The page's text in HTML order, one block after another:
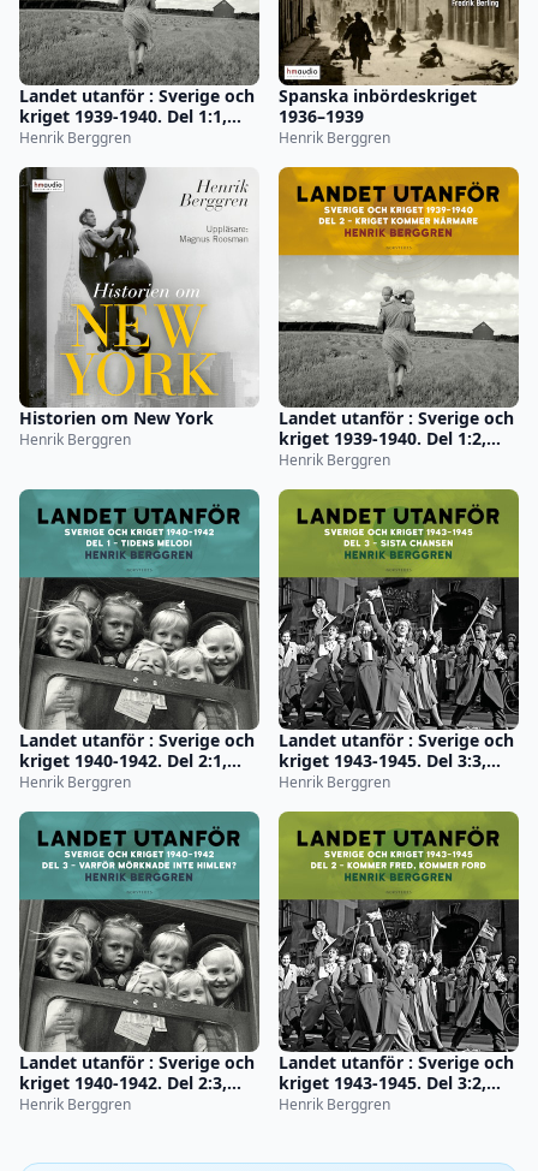
Landet utanför : Sverige och
kriget 1939-1940. Del 1:1,
Det blomstrande landet
Henrik Berggren
Spanska inbördeskriget
1936–1939
Henrik Berggren
Historien om New York
Henrik Berggren
Landet utanför : Sverige och
kriget 1939-1940. Del 1:2,
Kriget kommer närmare
Henrik Berggren
Landet utanför : Sverige och
kriget 1940-1942. Del 2:1,
Tidens melodi
Henrik Berggren
Landet utanför : Sverige och
kriget 1943-1945. Del 3:3,
Sista chansen
Henrik Berggren
Landet utanför : Sverige och
kriget 1940-1942. Del 2:3,
Varför mörknade inte
Henrik Berggren
Landet utanför : Sverige och
kriget 1943-1945. Del 3:2,
Kommer fred, kommer Ford
Henrik Berggren